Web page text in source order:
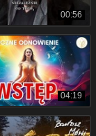
00:56
04:19